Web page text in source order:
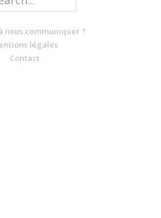
nous communiquer ?
légales
Contact